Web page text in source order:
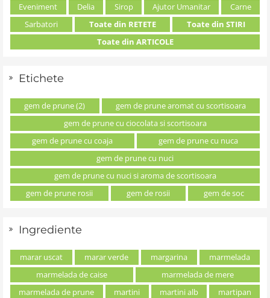
Eveniment
Delia Sirop Ajutor Umanitar
Carne
Sarbatori
Toate din RETETE
Toate din STIRI
Toate din ARTICOLE
Etichete
gem de prune (2)
gem de prune aromat cu scortisoara
gem de prune cu ciocolata si scortisoara
gem de prune cu coaja
gem de prune cu nuca
gem de prune cu nuci
gem de prune cu nuci si aroma de scortisoara
gem de prune rosii
gem de rosii gem de soc
Ingrediente
marar uscat marar verde margarina
marmelada
marmelada de caise
marmelada de mere
marmelada de prune
martini martini alb
martipan